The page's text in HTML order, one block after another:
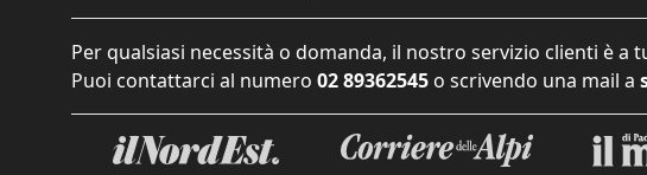
Per qualsiasi necessità o domanda, il nostro servizio clienti è a
Puoi contattarci al numero 02 89362545 o scrivendo una mail a